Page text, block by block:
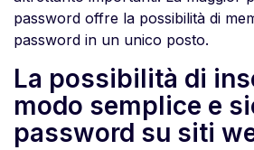
password offre la possibilità di
password in un unico posto.
La possibilità di
modo semplice e
password su siti